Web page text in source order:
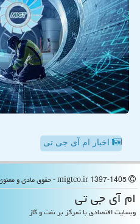
اخبار ام آی جی تی
ام آی جی تی
وبسایت اقتصادی با تمرکز بر نفت و گاز